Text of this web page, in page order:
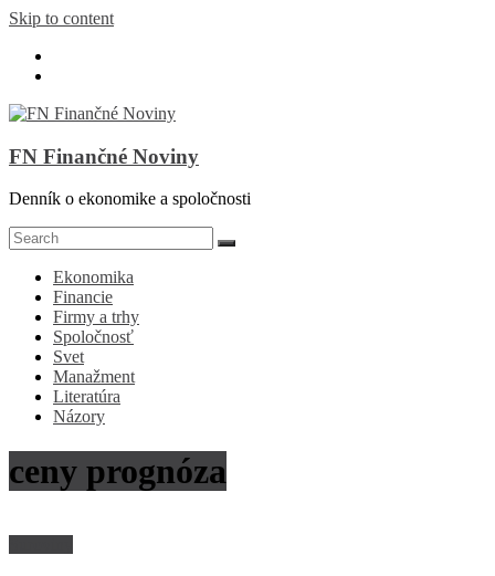
Skip to content
FN Finančné Noviny
Denník o ekonomike a spoločnosti
Ekonomika
Financie
Firmy a trhy
Spoločnosť
Svet
Manažment
Literatúra
Názory
ceny prognóza